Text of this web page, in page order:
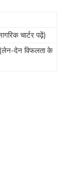
चार्टर पढ़ें)
(लेन-देन विफलता के